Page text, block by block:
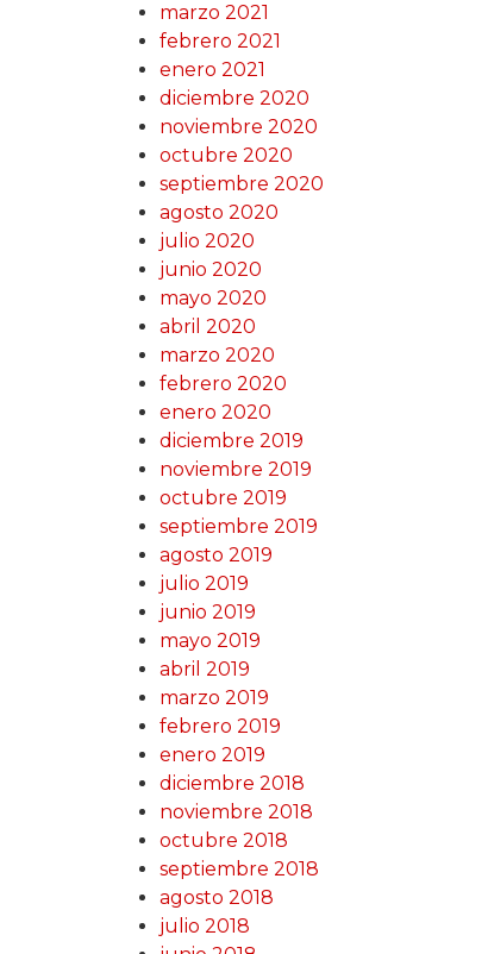
marzo 2021
febrero 2021
enero 2021
diciembre 2020
noviembre 2020
octubre 2020
septiembre 2020
agosto 2020
julio 2020
junio 2020
mayo 2020
abril 2020
marzo 2020
febrero 2020
enero 2020
diciembre 2019
noviembre 2019
octubre 2019
septiembre 2019
agosto 2019
julio 2019
junio 2019
mayo 2019
abril 2019
marzo 2019
febrero 2019
enero 2019
diciembre 2018
noviembre 2018
octubre 2018
septiembre 2018
agosto 2018
julio 2018